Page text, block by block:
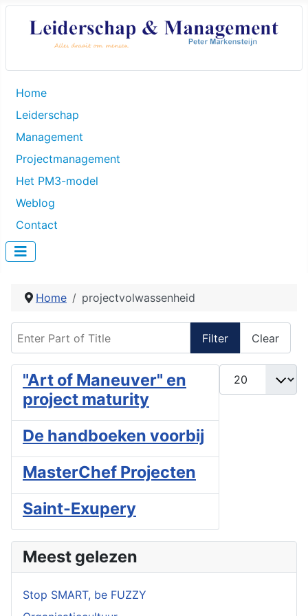
Home
Leiderschap
Management
Projectmanagement
Het PM3-model
Weblog
Contact
Home projectvolwassenheid
Filter Clear
Display #
"Art of Maneuver" en
project maturity
De handboeken voorbij
MasterChef Projecten
Saint-Exupery
Meest gelezen
Stop SMART, be FUZZY